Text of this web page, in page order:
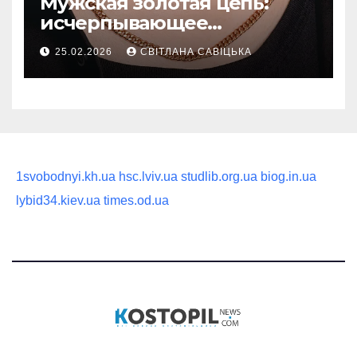
исчерпывающее
руководство по выбору
статусного украшения
25.02.2026 СВІТЛАНА САВІЦЬКА
1svobodnyi.kh.ua hsc.lviv.ua studlib.org.ua biog.in.ua
lybid34.kiev.ua times.od.ua